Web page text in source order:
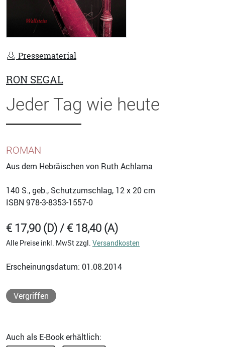
Pressematerial
RON SEGAL
Jeder Tag wie heute
ROMAN
Aus dem Hebräischen von Ruth Achlama
140 S., geb., Schutzumschlag, 12 x 20 cm
ISBN 978-3-8353-1557-0
€ 17,90 (D) / € 18,40 (A)
Alle Preise inkl. MwSt zzgl. Versandkosten
Erscheinungsdatum: 01.08.2014
Vergriffen
Auch als E-Book erhältlich: